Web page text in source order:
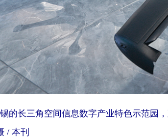
的长三角空间信息数字产业特色示范园
/ 本刊